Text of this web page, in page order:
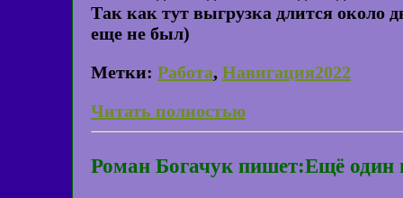
Так как тут выгрузка длится около
еще не был)
Метки: Работа, Навигация2022
Читать полностью
Роман Богачук пишет:Ещё один